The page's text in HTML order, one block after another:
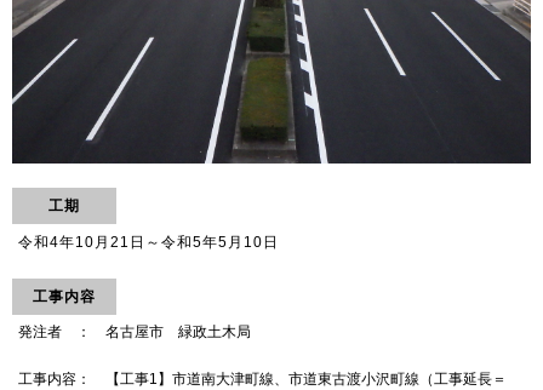
工期
令和4年10月21日～令和5年5月10日
工事内容
発注者 ： 名古屋市 緑政土木局
工事内容： 【工事1】市道南大津町線、市道東古渡小沢町線（工事延長＝